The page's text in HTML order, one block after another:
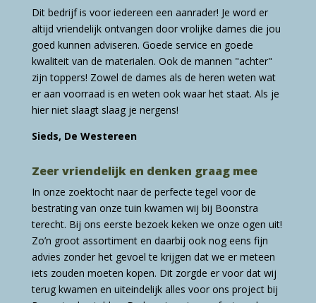
Dit bedrijf is voor iedereen een aanrader! Je word er
altijd vriendelijk ontvangen door vrolijke dames die jou
goed kunnen adviseren. Goede service en goede
kwaliteit van de materialen. Ook de mannen "achter"
zijn toppers! Zowel de dames als de heren weten wat
er aan voorraad is en weten ook waar het staat. Als je
hier niet slaagt slaag je nergens!
Sieds, De Westereen
Zeer vriendelijk en denken graag mee
In onze zoektocht naar de perfecte tegel voor de
bestrating van onze tuin kwamen wij bij Boonstra
terecht. Bij ons eerste bezoek keken we onze ogen uit!
Zo’n groot assortiment en daarbij ook nog eens fijn
advies zonder het gevoel te krijgen dat we er meteen
iets zouden moeten kopen. Dit zorgde er voor dat wij
terug kwamen en uiteindelijk alles voor ons project bij